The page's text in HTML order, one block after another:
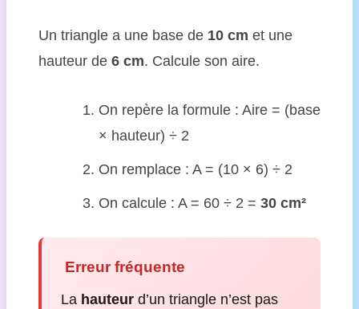
Un triangle a une base de 10 cm et une
hauteur de 6 cm. Calcule son aire.
On repère la formule : Aire = (base
× hauteur) ÷ 2
On remplace : A = (10 × 6) ÷ 2
On calcule : A = 60 ÷ 2 = 30 cm²
️ Erreur fréquente
La hauteurd’un triangle n’est pas